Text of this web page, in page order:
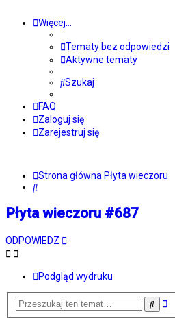
Więcej…
Tematy bez odpowiedzi
Aktywne tematy
Szukaj
FAQ
Zaloguj się
Zarejestruj się
Strona główna Płyta wieczoru
Szukaj
Płyta wieczoru #687
ODPOWIEDZ
Podgląd wydruku
Szukaj